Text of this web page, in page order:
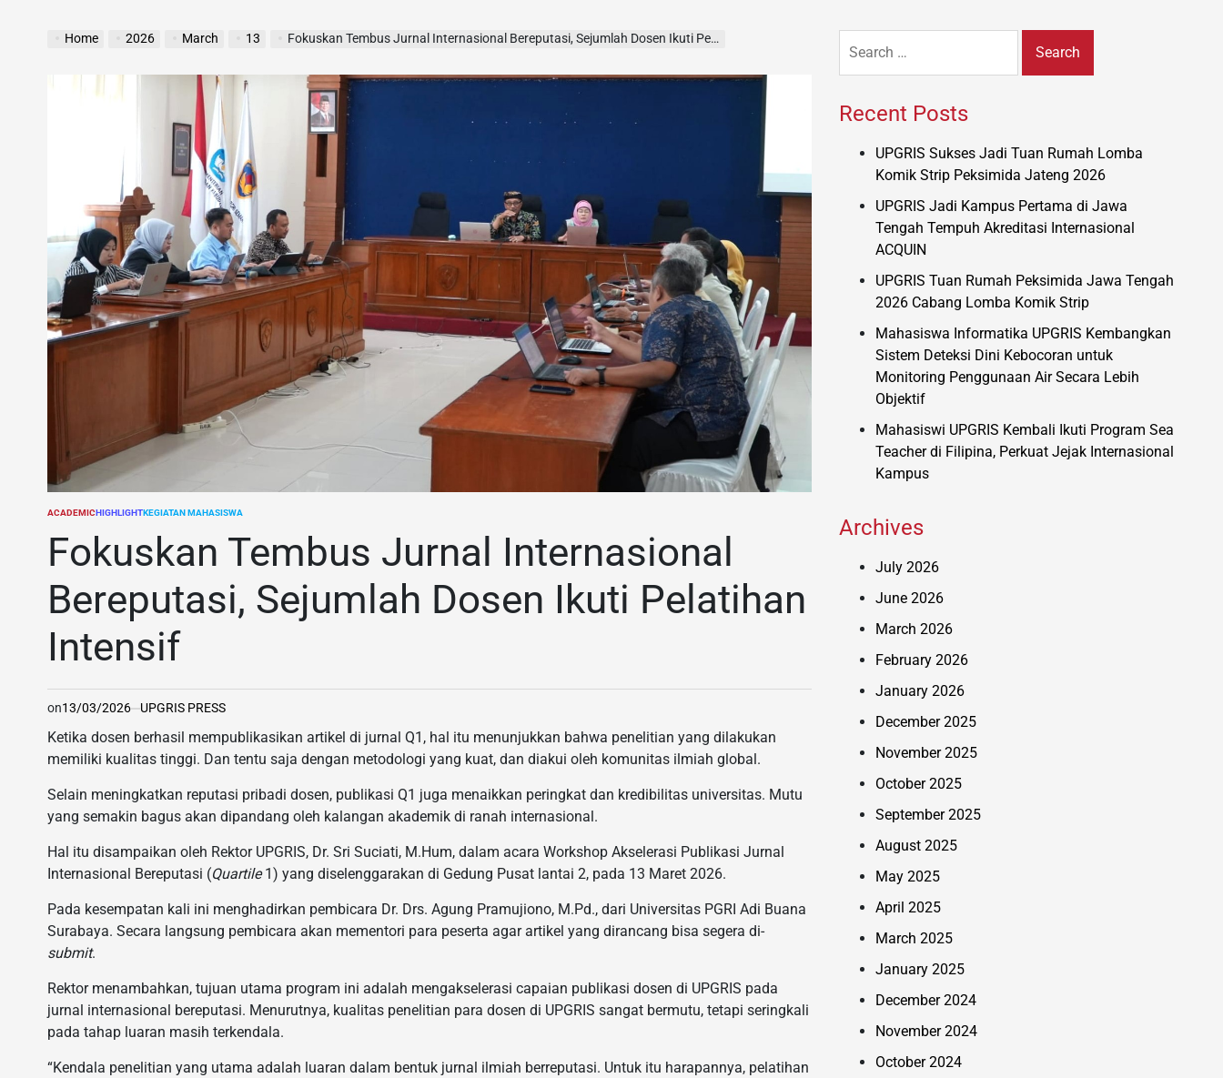
Home 2026 March 13 Fokuskan Tembus Jurnal Internasional Bereputasi, Sejumlah Dosen Ikuti Pelatihan Intensif
POSTED
ACADEMICHIGHLIGHTKEGIATAN MAHASISWA
Fokuskan Tembus Jurnal Internasional
Bereputasi, Sejumlah Dosen Ikuti Pelatihan
Intensif
on13/03/2026 UPGRIS PRESS
Ketika dosen berhasil mempublikasikan artikel di jurnal Q1, hal itu menunjukkan bahwa penelitian yang dilakukan
memiliki kualitas tinggi. Dan tentu saja dengan metodologi yang kuat, dan diakui oleh komunitas ilmiah global.
Selain meningkatkan reputasi pribadi dosen, publikasi Q1 juga menaikkan peringkat dan kredibilitas universitas. Mutu
yang semakin bagus akan dipandang oleh kalangan akademik di ranah internasional.
Hal itu disampaikan oleh Rektor UPGRIS, Dr. Sri Suciati, M.Hum, dalam acara Workshop Akselerasi Publikasi Jurnal
Internasional Bereputasi (Quartile1) yang diselenggarakan di Gedung Pusat lantai 2, pada 13 Maret 2026.
Pada kesempatan kali ini menghadirkan pembicara Dr. Drs. Agung Pramujiono, M.Pd., dari Universitas PGRI Adi Buana
Surabaya. Secara langsung pembicara akan mementori para peserta agar artikel yang dirancang bisa segera di-
submit.
Rektor menambahkan, tujuan utama program ini adalah mengakselerasi capaian publikasi dosen di UPGRIS pada
jurnal internasional bereputasi. Menurutnya, kualitas penelitian para dosen di UPGRIS sangat bermutu, tetapi seringkali
pada tahap luaran masih terkendala.
“Kendala penelitian yang utama adalah luaran dalam bentuk jurnal ilmiah berreputasi. Untuk itu harapannya, pelatihan
for:
Recent Posts
UPGRIS Sukses Jadi Tuan Rumah Lomba
Komik Strip Peksimida Jateng 2026
UPGRIS Jadi Kampus Pertama di Jawa
Tengah Tempuh Akreditasi Internasional
ACQUIN
UPGRIS Tuan Rumah Peksimida Jawa Tengah
2026 Cabang Lomba Komik Strip
Mahasiswa Informatika UPGRIS Kembangkan
Sistem Deteksi Dini Kebocoran untuk
Monitoring Penggunaan Air Secara Lebih
Objektif
Mahasiswi UPGRIS Kembali Ikuti Program Sea
Teacher di Filipina, Perkuat Jejak Internasional
Kampus
Archives
July 2026
June 2026
March 2026
February 2026
January 2026
December 2025
November 2025
October 2025
September 2025
August 2025
May 2025
April 2025
March 2025
January 2025
December 2024
November 2024
October 2024